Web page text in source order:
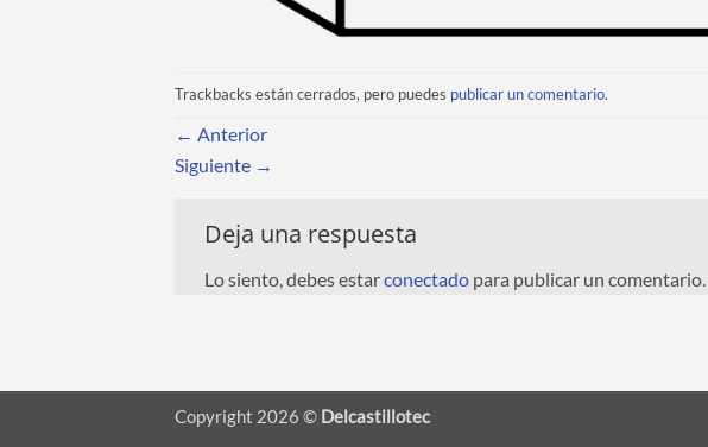
Trackbacks están cerrados, pero puedes publicar un comentario.
← Anterior
Siguiente →
Deja una respuesta
Lo siento, debes estarconectado para publicar un comentario.
Copyright 2026 © Delcastillotec